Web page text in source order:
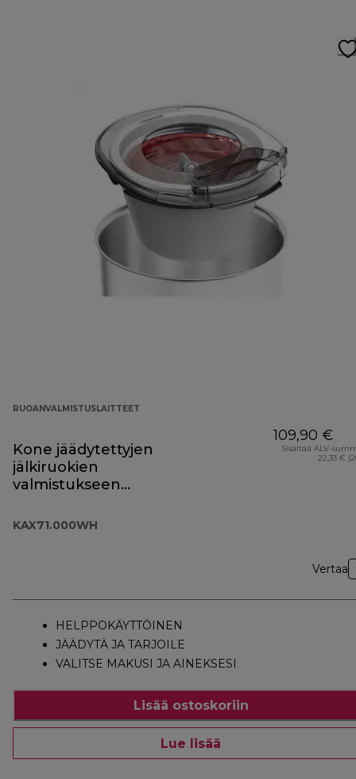
RUOANVALMISTUSLAITTEET
Kone jäädytettyjen
jälkiruokien
valmistukseen
KAX71.000WH
109,90 €
Sisältää ALV-
22,33 €
Vertaa
HELPPOKÄYTTÖINEN
JÄÄDYTÄ JA TARJOILE
VALITSE MAKUSI JA AINEKSESI
Lisää ostoskoriin
Lue lisää